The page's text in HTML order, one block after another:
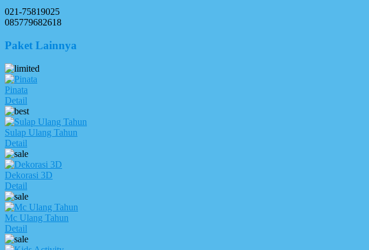
021-75819025
085779682618
Paket Lainnya
Pinata
Detail
Sulap Ulang Tahun
Detail
Dekorasi 3D
Detail
Mc Ulang Tahun
Detail